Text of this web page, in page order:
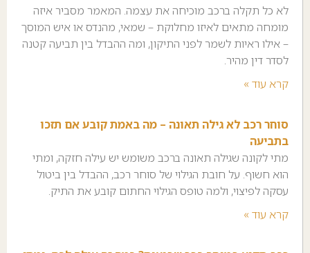
לא כל תקלה ברכב מוכיחה את עצמה. המאמר מסביר איזה
מומחה מתאים לאיזו מחלוקת – שמאי, מהנדס או איש המוסך
– אילו ראיות לשמר לפני התיקון, ומה ההבדל בין תביעה קטנה
לסדר דין מהיר.
קרא עוד »
סוחר רכב לא גילה תאונה – מה באמת קובע אם תזכו
בתביעה
מתי לקונה שגילה תאונה ברכב משומש יש עילה חזקה, ומתי
הוא חשוף. על חובת הגילוי של סוחר רכב, ההבדל בין ביטול
עסקה לפיצוי, ולמה טופס הגילוי החתום קובע את התיק.
קרא עוד »